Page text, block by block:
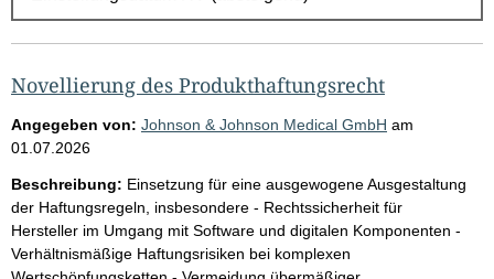
g
e
b
n
i
s
s
e
p
Novellierung des Produkthaftungsrecht
Angegeben von: Johnson & Johnson Medical GmbH am
01.07.2026
Beschreibung: Einsetzung für eine ausgewogene Ausgestaltung
der Haftungsregeln, insbesondere - Rechtssicherheit für
Hersteller im Umgang mit Software und digitalen Komponenten -
Verhältnismäßige Haftungsrisiken bei komplexen